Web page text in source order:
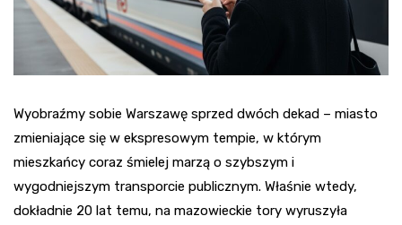
Wyobraźmy sobie Warszawę sprzed dwóch dekad – miasto
zmieniające się w ekspresowym tempie, w którym
mieszkańcy coraz śmielej marzą o szybszym i
wygodniejszym transporcie publicznym. Właśnie wtedy,
dokładnie 20 lat temu, na mazowieckie tory wyruszyła